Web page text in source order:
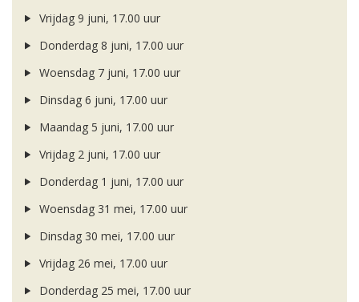
Vrijdag 9 juni, 17.00 uur
Donderdag 8 juni, 17.00 uur
Woensdag 7 juni, 17.00 uur
Dinsdag 6 juni, 17.00 uur
Maandag 5 juni, 17.00 uur
Vrijdag 2 juni, 17.00 uur
Donderdag 1 juni, 17.00 uur
Woensdag 31 mei, 17.00 uur
Dinsdag 30 mei, 17.00 uur
Vrijdag 26 mei, 17.00 uur
Donderdag 25 mei, 17.00 uur